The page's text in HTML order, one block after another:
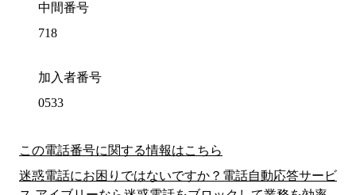
中間番号
718
加入者番号
0533
この電話番号に関する情報はこちら
迷惑電話にお困りではないですか？電話自動応答サービ